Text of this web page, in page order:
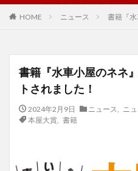
HOME ニュース 書籍『
書籍『水車小屋のネネ
トされました！
2024年2月9日 ニュース
ニ
本屋大賞, 書籍